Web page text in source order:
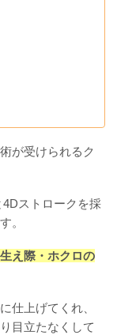
が受けられるク
ストロークを採
。
え際・ホクロの
に仕上げてくれ、
目立たなくして